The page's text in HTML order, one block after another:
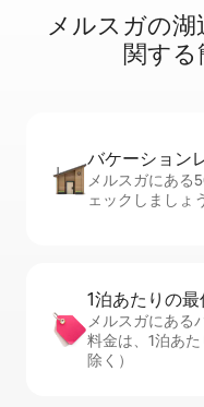
メルスガの
関⁠す⁠る
バケーション
メルスガにある
ェックしましょ
1泊あたりの
メルスガにある
料金は、1泊あ
除く）